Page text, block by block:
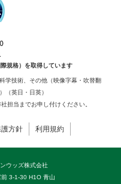
規格）を取得しています
学技術、 その他（映像字幕・吹替翻
（英日・日英）
担当までお申し付けください。
方針 利用規約
ウッズ株式会社
3-1-30 H1O 青山